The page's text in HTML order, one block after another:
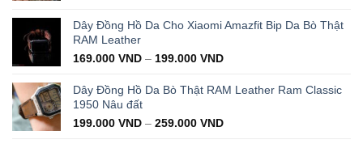
was:
is:
199.000 VND.
Dây Đồng Hồ Da Cho Xiaomi Amazfit Bip Da Bò Thật
RAM Leather
169.000 VND – 199.000 VND
Dây Đồng Hồ Da Bò Thật RAM Leather Ram Classic
1950 Nâu đất
199.000 VND – 259.000 VND